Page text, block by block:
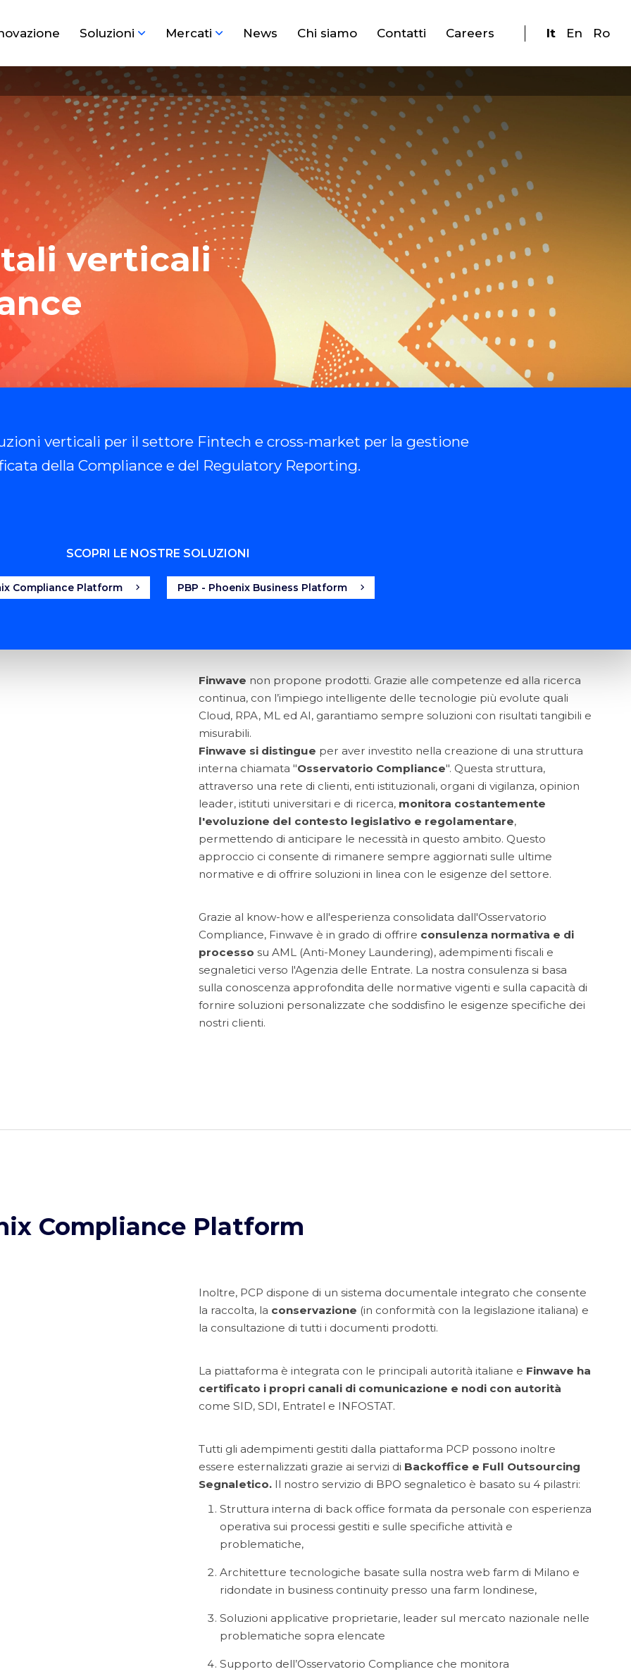
Soluzioni Mercati News Chi siamo Contatti Careers It En Ro
verticali
verticali per il settore Fintech e cross-market per la gestione
della Compliance e del Regulatory Reporting.
SCOPRI LE NOSTRE SOLUZIONI
Compliance Platform PBP - Phoenix Business Platform
Finwave non propone prodotti. Grazie alle competenze ed alla ricerca
continua, con l’impiego intelligente delle tecnologie più evolute quali
Cloud, RPA, ML ed AI, garantiamo sempre soluzioni con risultati tangibili e
misurabili.
Finwave si distingue per aver investito nella creazione di una struttura
interna chiamata "Osservatorio Compliance". Questa struttura,
attraverso una rete di clienti, enti istituzionali, organi di vigilanza, opinion
leader, istituti universitari e di ricerca, monitora costantemente
l'evoluzione del contesto legislativo e regolamentare,
permettendo di anticipare le necessità in questo ambito. Questo
approccio ci consente di rimanere sempre aggiornati sulle ultime
normative e di offrire soluzioni in linea con le esigenze del settore.
Grazie al know-how e all'esperienza consolidata dall'Osservatorio
Compliance, Finwave è in grado di offrire consulenza normativa e di
processo su AML (Anti-Money Laundering), adempimenti fiscali e
segnaletici verso l'Agenzia delle Entrate. La nostra consulenza si basa
sulla conoscenza approfondita delle normative vigenti e sulla capacità di
fornire soluzioni personalizzate che soddisfino le esigenze specifiche dei
nostri clienti.
Compliance Platform
Inoltre, PCP dispone di un sistema documentale integrato che consente
la raccolta, la conservazione (in conformità con la legislazione italiana) e
la consultazione di tutti i documenti prodotti.
La piattaforma è integrata con le principali autorità italiane e Finwave ha
certificato i propri canali di comunicazione e nodi con autorità
come SID, SDI, Entratel e INFOSTAT.
Tutti gli adempimenti gestiti dalla piattaforma PCP possono inoltre
essere esternalizzati grazie ai servizi di Backoffice e Full Outsourcing
Segnaletico. Il nostro servizio di BPO segnaletico è basato su 4 pilastri:
Struttura interna di back office formata da personale con esperienza
operativa sui processi gestiti e sulle specifiche attività e
problematiche,
Architetture tecnologiche basate sulla nostra web farm di Milano e
ridondate in business continuity presso una farm londinese,
Soluzioni applicative proprietarie, leader sul mercato nazionale nelle
problematiche sopra elencate
Supporto dell’Osservatorio Compliance che monitora